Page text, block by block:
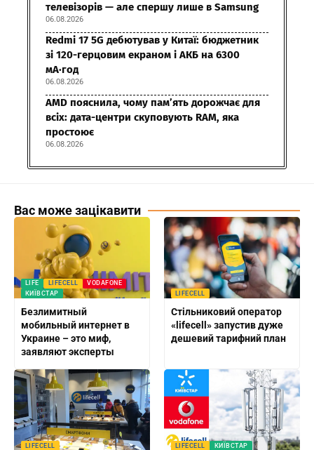
телевізорів — але спершу лише в Samsung
06.08.2026
Redmi 17 5G дебютував у Китаї: бюджетник
зі 120-герцовим екраном і АКБ на 6300
мА·год
06.08.2026
AMD пояснила, чому пам’ять дорожчає для
всіх: дата-центри скуповують RAM, яка
простоює
06.08.2026
Вас може зацікавити
LIFE LIFECELL
VODAFONE
КИЇВСТАР
Безлимитный
мобильный интернет в
Украине – это миф,
заявляют эксперты
LIFECELL
Стільниковий оператор
«lifecell» запустив дуже
дешевий тарифний план
LIFECELL LIFECELL КИЇВСТАР